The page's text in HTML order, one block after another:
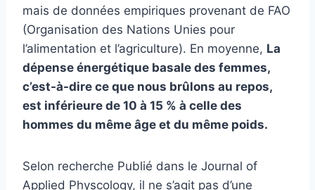
mais de données empiriques provenant de FAO
(Organisation des Nations Unies pour
l’alimentation et l’agriculture). En moyenne, La
dépense énergétique basale des femmes,
c’est-à-dire ce que nous brûlons au repos,
est inférieure de 10 à 15 % à celle des
hommes du même âge et du même poids.
Selon recherche Publié dans le Journal of
Applied Physcology, il ne s’agit pas d’une